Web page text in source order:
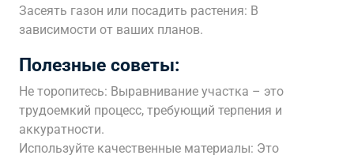
Засеять газон или посадить растения: В
зависимости от ваших планов.
Полезные советы:
Не торопитесь: Выравнивание участка – это
трудоемкий процесс, требующий терпения и
аккуратности.
Используйте качественные материалы: Это